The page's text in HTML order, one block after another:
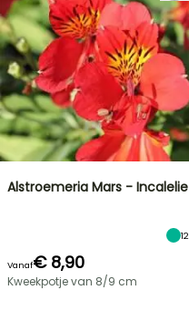
Alstroemeria Mars - Incalelie
12
Vanaf€ 8,90
Kweekpotje van 8/9 cm